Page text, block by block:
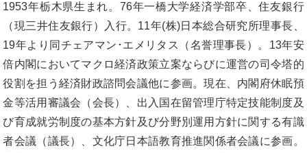
1953年栃木県生まれ。76年一橋大学経済学部卒、住友銀行
（現三井住友銀行）入行。11年(株)日本総合研究所理事長、
19年より同チェアマン･エメリタス（名誉理事長）。13年安
倍内閣においてマクロ経済政策立案ならびに運営の司令塔的
役割を担う経済財政諮問会議他に参画。現在、内閣府休眠預
金等活用審議会（会長）、出入国在留管理庁特定技能制度及
び育成就労制度の基本方針及び分野別運用方針に関する有識
者会議（議長）、文化庁日本語教育推進関係者会議に参画。